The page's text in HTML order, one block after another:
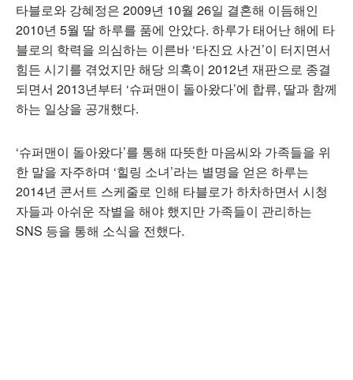
타블로와 강혜정은 2009년 10월 26일 결혼해 이듬해인
2010년 5월 딸 하루를 품에 안았다. 하루가 태어난 해에 타
블로의 학력을 의심하는 이른바 ‘타진요 사건’이 터지면서
힘든 시기를 겪었지만 해당 의혹이 2012년 재판으로 종결
되면서 2013년부터 ‘슈퍼맨이 돌아왔다’에 합류, 딸과 함께
하는 일상을 공개했다.
‘슈퍼맨이 돌아왔다’를 통해 따뜻한 마음씨와 가족들을 위
한 말을 자주하며 ‘힐링 소녀’라는 별명을 얻은 하루는
2014년 콘서트 스케줄로 인해 타블로가 하차하면서 시청
자들과 아쉬운 작별을 해야 했지만 가족들이 관리하는
SNS 등을 통해 소식을 전했다.